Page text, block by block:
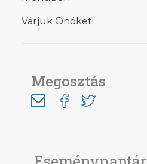
Várjuk Önöket!
Megosztás